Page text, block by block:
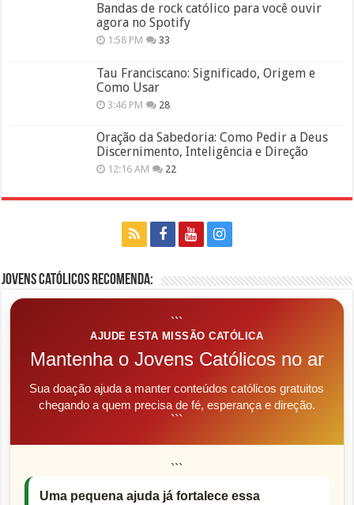
Bandas de rock católico para você ouvir
agora no Spotify
1:58 PM 33
Tau Franciscano: Significado, Origem e
Como Usar
3:46 PM 28
Oração da Sabedoria: Como Pedir a Deus
Discernimento, Inteligência e Direção
12:16 AM 22
Jovens Católicos Recomenda:
```
AJUDE ESTA MISSÃO CATÓLICA
Mantenha o Jovens Católicos no ar
Sua doação ajuda a manter conteúdos católicos gratuitos
chegando a quem precisa de fé, esperança e direção.
```
```
Uma pequena ajuda já fortalece essa